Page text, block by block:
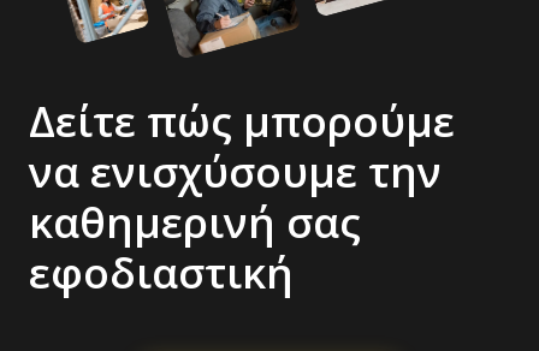
Δείτε πώς μπορούμε
να ενισχύσουμε την
καθημερινή σας
εφοδιαστική